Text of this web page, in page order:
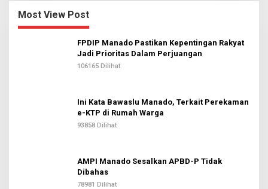
Most View Post
FPDIP Manado Pastikan Kepentingan Rakyat
Jadi Prioritas Dalam Perjuangan
106165 Dilihat
Ini Kata Bawaslu Manado, Terkait Perekaman
e-KTP di Rumah Warga
93858 Dilihat
AMPI Manado Sesalkan APBD-P Tidak
Dibahas
78981 Dilihat